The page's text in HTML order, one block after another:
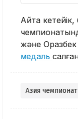
Айта
және Оразбек
медаль
Азия